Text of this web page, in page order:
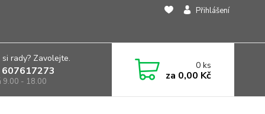
Přihlášení
rady? Zavolejte.
9.00 - 18.00
0ks
za 0,00 Kč